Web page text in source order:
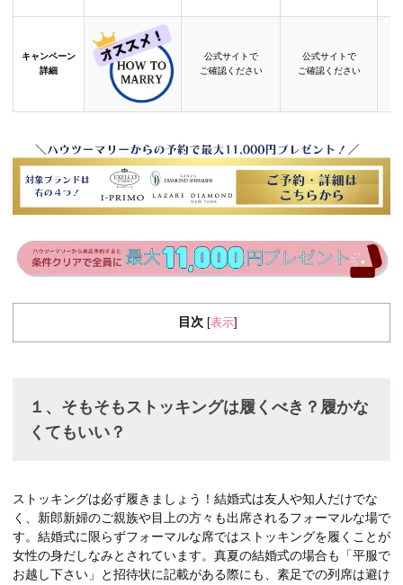
キャンペーン
詳細
公式サイトで
ご確認ください
公式サイトで
ご確認ください
目次 表示
１、そもそもストッキングは履くべき？履かな
くてもいい？
ストッキングは必ず履きましょう！結婚式は友人や知人だけでな
く、新郎新婦のご親族や目上の方々も出席されるフォーマルな場で
す。結婚式に限らずフォーマルな席ではストッキングを履くことが
女性の身だしなみとされています。真夏の結婚式の場合も「平服で
お越し下さい」と招待状に記載がある際にも、素足での列席は避け